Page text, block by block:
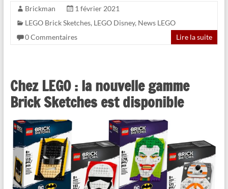
Brickman
1 février 2021
LEGO Brick Sketches, LEGO Disney, News LEGO
0 Commentaires
Lire la suite
Chez LEGO : la nouvelle gamme
Brick Sketches est disponible